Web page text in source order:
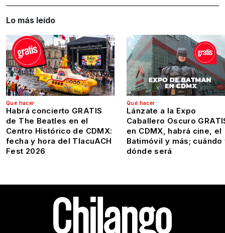
Lo más leído
Qué hacer
Habrá concierto GRATIS
de The Beatles en el
Centro Histórico de CDMX:
fecha y hora del TlacuACH
Fest 2026
Qué hacer
Lánzate a la Expo
Caballero Oscuro
en CDMX, habrá cine, el
Batimóvil y más; cuándo
dónde será